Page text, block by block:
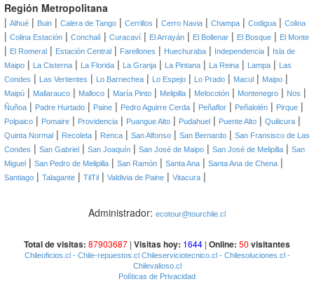
Región Metropolitana
| Alhué | Buin | Calera de Tango | Cerrillos | Cerro Navia | Champa | Codigua | Colina
| Colina Estación | Conchalí | Curacaví | El Arrayán | El Bollenar | El Bosque | El Monte
| El Romeral | Estación Central | Farellones | Huechuraba | Independencia |
Isla de
Maipo | La Cisterna | La Florida | La Granja | La Pintana | La Reina | Lampa |
Las
Condes | Las Vertientes | Lo Barnechea | Lo Espejo | Lo Prado | Macul | Maipo |
Maipú | Mallarauco | Malloco | María Pinto | Melipilla | Melocotón | Montenegro | Nos |
Ñuñoa | Padre Hurtado | Paine | Pedro Aguirre Cerda | Peñaflor | Peñalolén | Pirque |
Polpaico | Pomaire | Providencia | Puangue Alto | Pudahuel | Puente Alto | Quilicura |
Quinta Normal | Recoleta | Renca | San Alfonso | San Bernardo | San Fransisco de Las
Condes | San Gabriel | San Joaquín | San José de Maipo | San José de Melipilla | San
Miguel | San Pedro de Melipilla | San Ramón | Santa Ana | Santa Ana de Chena |
Santiago | Talagante | TilTil | Valdivia de Paine | Vitacura |
Administrador: ecotour@tourchile.cl
Total de visitas: 87903687 | Visitas hoy: 1644 | Online: 50 visitantes
Chileoficios.cl - Chile-repuestos.cl Chileserviciotecnico.cl - Chilesoluciones.cl -
Chilevalioso.cl
Políticas de Privacidad